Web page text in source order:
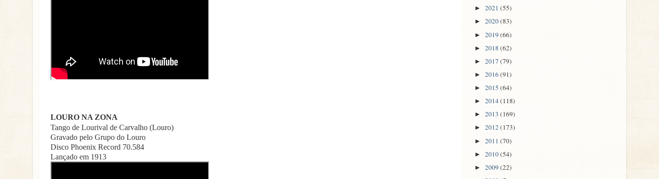
LOURO NA ZONA
Tango de Lourival de Carvalho (Louro)
Gravado pelo Grupo do Louro
Disco Phoenix Record 70.584
Lançado em 1913
► 2021 (55)
► 2020(83)
► 2019(66)
► 2018 (62)
► 2017 (79)
► 2016(91)
► 2015 (64)
► 2014(118)
► 2013 (169)
► 2012(173)
► 2011 (70)
► 2010(54)
► 2009(22)